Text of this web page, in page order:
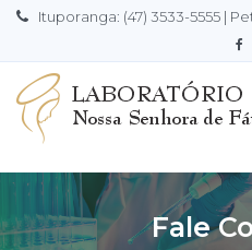
Ituporanga: (47) 3533-5555 |
Fale